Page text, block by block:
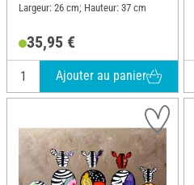
Largeur: 26 cm; Hauteur: 37 cm
35,95 €
Ajouter au panier